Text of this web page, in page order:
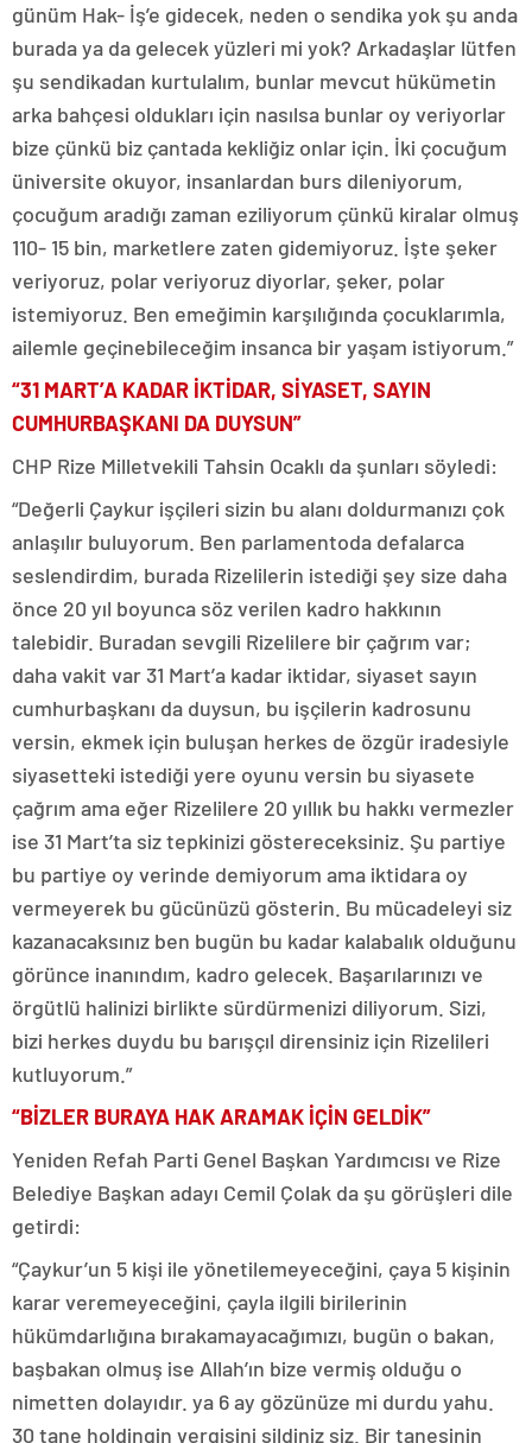
günüm Hak- İş’e gidecek, neden o sendika yok şu anda
burada ya da gelecek yüzleri mi yok? Arkadaşlar lütfen
şu sendikadan kurtulalım, bunlar mevcut hükümetin
arka bahçesi oldukları için nasılsa bunlar oy veriyorlar
bize çünkü biz çantada kekliğiz onlar için. İki çocuğum
üniversite okuyor, insanlardan burs dileniyorum,
çocuğum aradığı zaman eziliyorum çünkü kiralar olmuş
110- 15 bin, marketlere zaten gidemiyoruz. İşte şeker
veriyoruz, polar veriyoruz diyorlar, şeker, polar
istemiyoruz. Ben emeğimin karşılığında çocuklarımla,
ailemle geçinebileceğim insanca bir yaşam istiyorum.”
“31 MART’A KADAR İKTİDAR, SİYASET, SAYIN
CUMHURBAŞKANI DA DUYSUN”
CHP Rize Milletvekili Tahsin Ocaklı da şunları söyledi:
“Değerli Çaykur işçileri sizin bu alanı doldurmanızı çok
anlaşılır buluyorum. Ben parlamentoda defalarca
seslendirdim, burada Rizelilerin istediği şey size daha
önce 20 yıl boyunca söz verilen kadro hakkının
talebidir. Buradan sevgili Rizelilere bir çağrım var;
daha vakit var 31 Mart’a kadar iktidar, siyaset sayın
cumhurbaşkanı da duysun, bu işçilerin kadrosunu
versin, ekmek için buluşan herkes de özgür iradesiyle
siyasetteki istediği yere oyunu versin bu siyasete
çağrım ama eğer Rizelilere 20 yıllık bu hakkı vermezler
ise 31 Mart’ta siz tepkinizi göstereceksiniz. Şu partiye
bu partiye oy verinde demiyorum ama iktidara oy
vermeyerek bu gücünüzü gösterin. Bu mücadeleyi siz
kazanacaksınız ben bugün bu kadar kalabalık olduğunu
görünce inanındım, kadro gelecek. Başarılarınızı ve
örgütlü halinizi birlikte sürdürmenizi diliyorum. Sizi,
bizi herkes duydu bu barışçıl dirensiniz için Rizelileri
kutluyorum.”
“BİZLER BURAYA HAK ARAMAK İÇİN GELDİK”
Yeniden Refah Parti Genel Başkan Yardımcısı ve Rize
Belediye Başkan adayı Cemil Çolak da şu görüşleri dile
getirdi:
“Çaykur’un 5 kişi ile yönetilemeyeceğini, çaya 5 kişinin
karar veremeyeceğini, çayla ilgili birilerinin
hükümdarlığına bırakamayacağımızı, bugün o bakan,
başbakan olmuş ise Allah’ın bize vermiş olduğu o
nimetten dolayıdır. ya 6 ay gözünüze mi durdu yahu.
30 tane holdingin vergisini sildiniz siz. Bir tanesinin